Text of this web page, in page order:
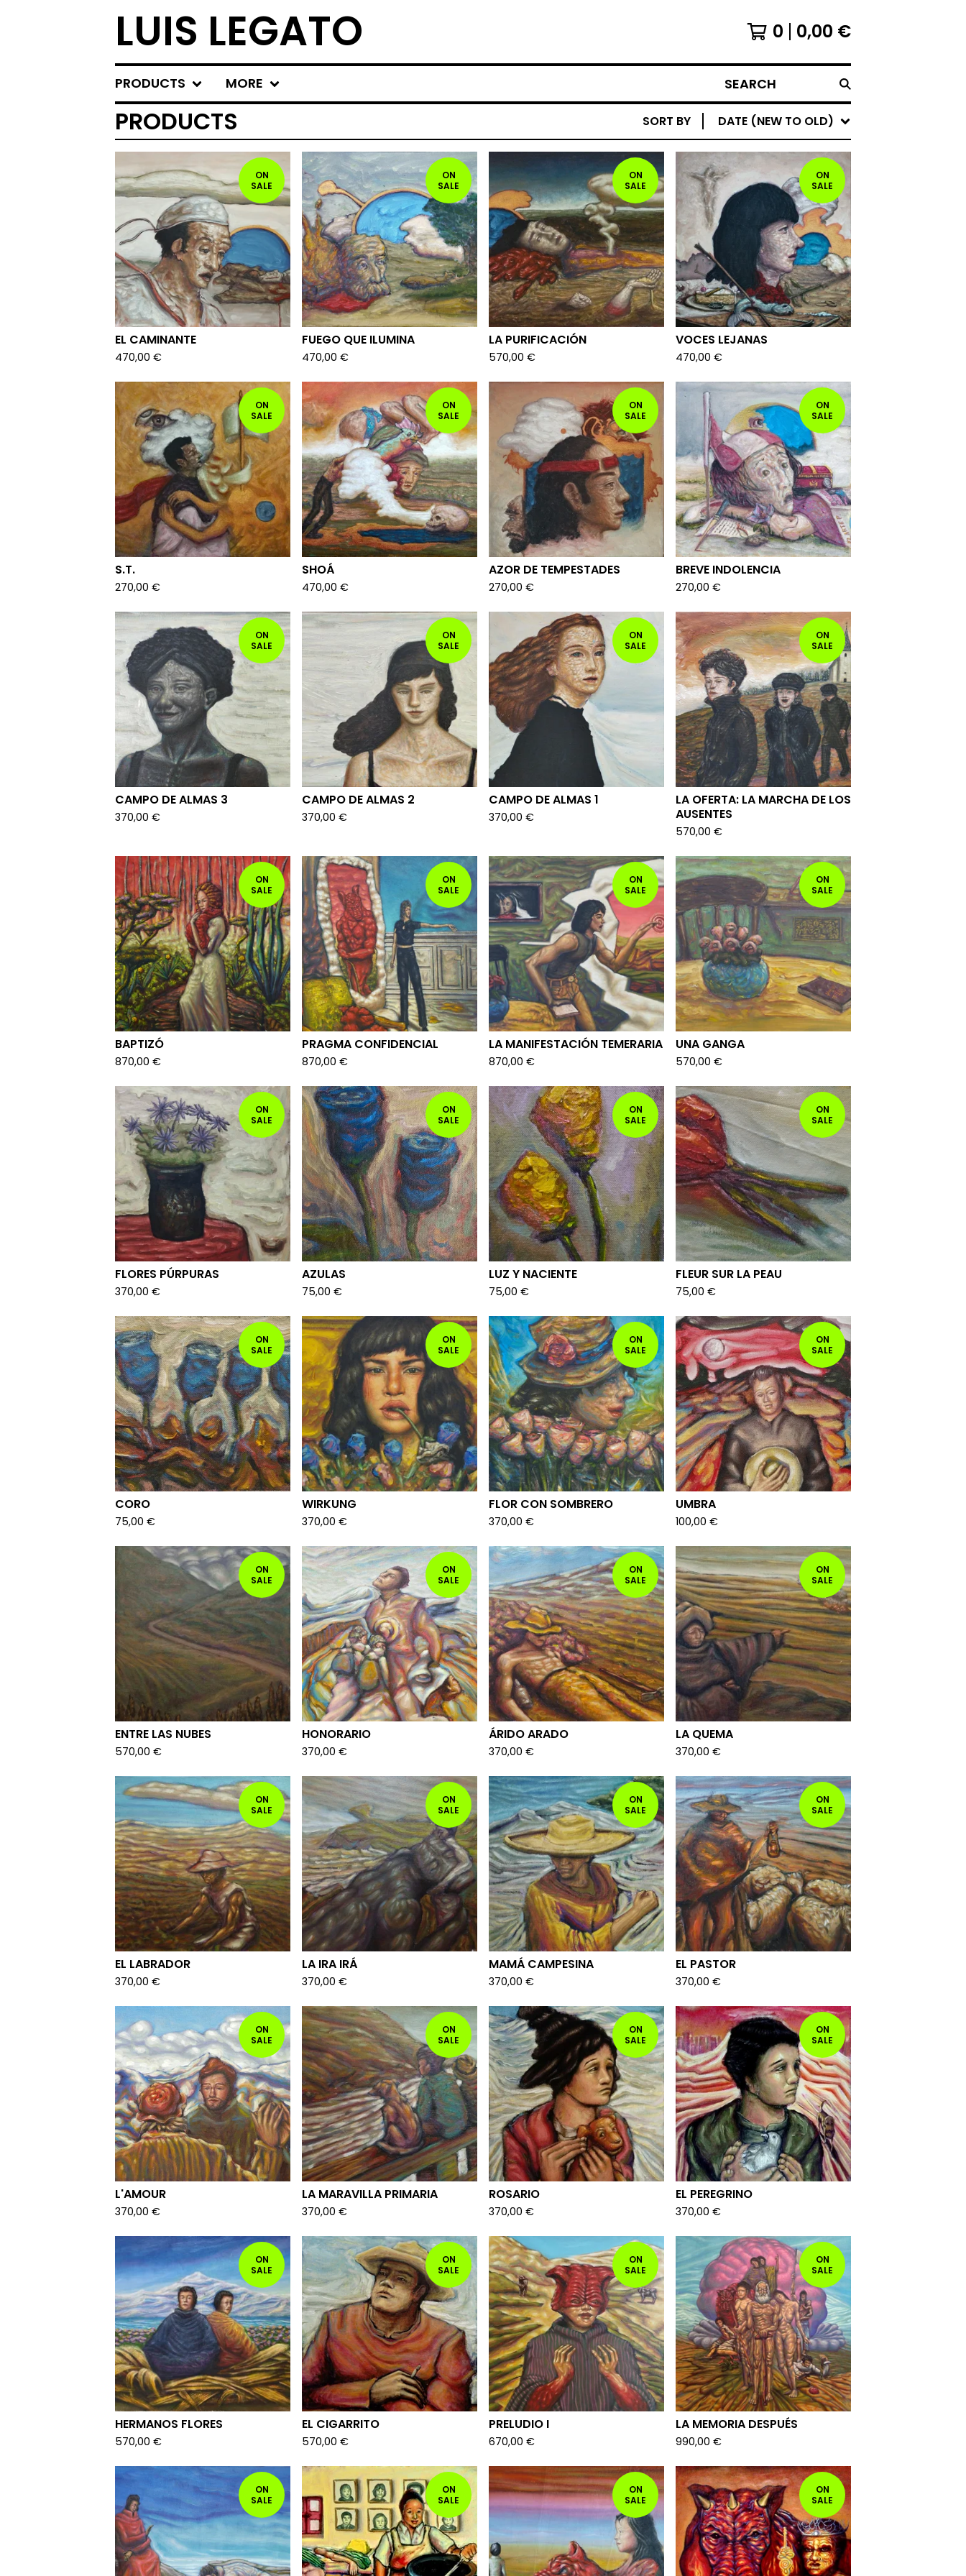
LUIS LEGATO 0 0,00 €
PRODUCTS MORE SEARCH
PRODUCTS SORT BY DATE (NEW TO OLD)
ON
SALE
EL CAMINANTE
470,00 €
ON
SALE
FUEGO QUE ILUMINA
470,00 €
ON
SALE
LA PURIFICACIÓN
570,00 €
ON
SALE
VOCES LEJANAS
470,00 €
ON
SALE
S.T.
270,00 €
ON
SALE
SHOÁ
470,00 €
ON
SALE
AZOR DE TEMPESTADES
270,00 €
ON
SALE
BREVE INDOLENCIA
270,00 €
ON
SALE
CAMPO DE ALMAS 3
370,00 €
ON
SALE
CAMPO DE ALMAS 2
370,00 €
ON
SALE
CAMPO DE ALMAS 1
370,00 €
ON
SALE
LA OFERTA: LA MARCHA DE LOS
AUSENTES
570,00 €
ON
SALE
BAPTIZÓ
870,00 €
ON
SALE
PRAGMA CONFIDENCIAL
870,00 €
ON
SALE
LA MANIFESTACIÓN TEMERARIA
870,00 €
ON
SALE
UNA GANGA
570,00 €
ON
SALE
FLORES PÚRPURAS
370,00 €
ON
SALE
AZULAS
75,00 €
ON
SALE
LUZ Y NACIENTE
75,00 €
ON
SALE
FLEUR SUR LA PEAU
75,00 €
ON
SALE
CORO
75,00 €
ON
SALE
WIRKUNG
370,00 €
ON
SALE
FLOR CON SOMBRERO
370,00 €
ON
SALE
UMBRA
100,00 €
ON
SALE
ENTRE LAS NUBES
570,00 €
ON
SALE
HONORARIO
370,00 €
ON
SALE
ÁRIDO ARADO
370,00 €
ON
SALE
LA QUEMA
370,00 €
ON
SALE
EL LABRADOR
370,00 €
ON
SALE
LA IRA IRÁ
370,00 €
ON
SALE
MAMÁ CAMPESINA
370,00 €
ON
SALE
EL PASTOR
370,00 €
ON
SALE
L'AMOUR
370,00 €
ON
SALE
LA MARAVILLA PRIMARIA
370,00 €
ON
SALE
ROSARIO
370,00 €
ON
SALE
EL PEREGRINO
370,00 €
ON
SALE
HERMANOS FLORES
570,00 €
ON
SALE
EL CIGARRITO
570,00 €
ON
SALE
PRELUDIO I
670,00 €
ON
SALE
LA MEMORIA DESPUÉS
990,00 €
ON
SALE
ON
SALE
ON
SALE
ON
SALE